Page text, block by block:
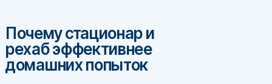
Почему стационар и
рехаб эффективнее
домашних попыток